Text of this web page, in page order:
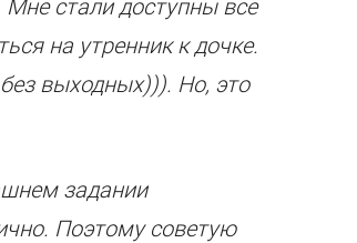
Мне стали доступны все
на утренник к дочке.
выходных))). Но, это
задании
Поэтому советую